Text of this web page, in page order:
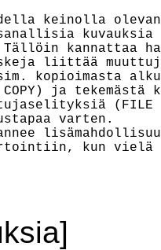
keinolla
kuvauksia
Tällöin kannattaa
liittää
kopioimasta
ja tekemästä
(FILE
varten.
kun vielä